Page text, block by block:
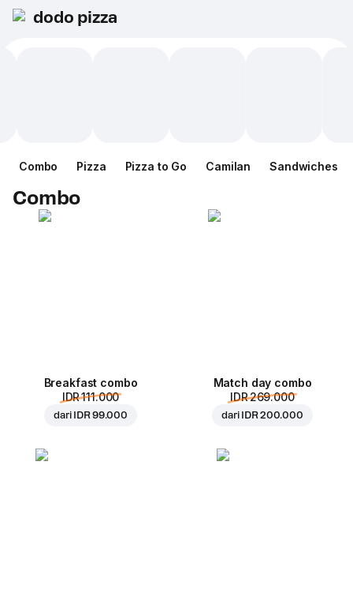
dodo pizza
Combo Pizza Pizza to Go Camilan Sandwiches
Combo
Breakfast combo
IDR 111.000
dari IDR 99.000
Match day combo
IDR 269.000
dari IDR 200.000